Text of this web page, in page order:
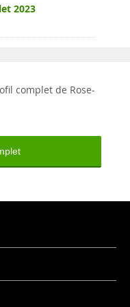
2023
complet de Rose-